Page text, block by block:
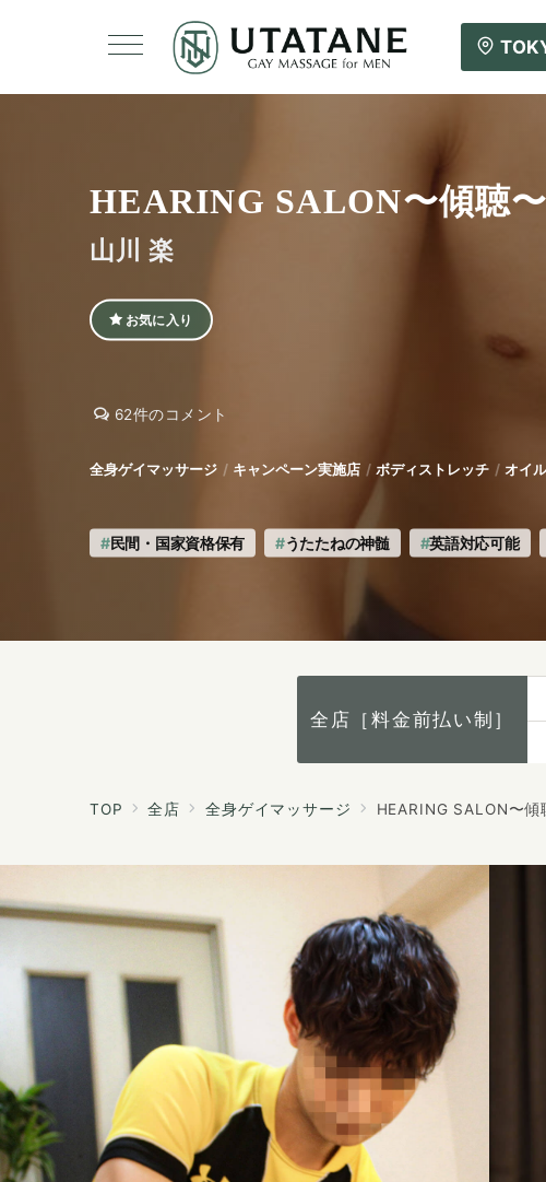
HEARING SALON〜傾聴〜
山川 楽
お気に入り
HEARING
傾
HEARING
傾
の
62件のコメント
全身ゲイマッサージ キャンペーン実施店 ボディストレッチ オイ
民間・国家資格保有 うたたねの神髄 英語対応可能
全店［料金前払い制］
TOP 全店 全身ゲイマッサージ HEARING SALON〜傾